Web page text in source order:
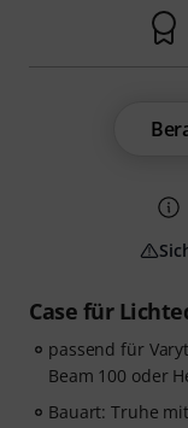
Case für
passend für
Beam 100 oder
Bauart: Truhe